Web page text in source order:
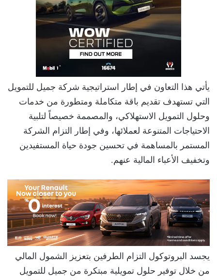
يأتي هذا التعاون في إطار استراتيجية شركة جميل للتمويل
التي تستهدف تقديم باقة متكاملة ومتطورة من خدمات
وحلول التمويل الاستهلاكي، والمصممة خصيصاً لتلبية
الاحتياجات المتنوعة لعملائها، وفي إطار التزام الشركة
المستمر بالمساهمة في تحسين جودة حياة المستفيدين
وتخفيف الأعباء المالية عنهم.
يجسد البروتوكول التزام الطرفين بتعزيز الشمول المالي
من خلال توفير حلول تمويلية مبتكرة من جميل للتمويل